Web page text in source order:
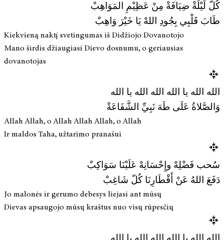
كُلَّ لَيْلَةْ ضِيَافَةْ مِنْ عَظِيْمِ المَوَاهِبْ
طَابَ قَلْبِي بِجُودِ اللهْ يَا خَيْرَ وَاهِبْ
Kiekvieną naktį svetingumas iš Didžiojo Dovanotojo
Mano širdis džiaugiasi Dievo dosnumu, o geriausias
dovanotojas
الله الله يا الله الله الله يا الله
وَالصَّلاةُ عَلَى طَهَ نَبِيِّ الشَّفَاعَةْ
Allah Allah, o Allah Allah Allah, o Allah
Ir maldos Taha, užtarimo pranašui
سُحب فَضْلِهْ وإِحْسَانِهْ عَلَيْنَا سَوَاكِبْ
دَفَعَ اللهُ عَنْ أَقْطَارِنَا كُلّ شَاغِبْ
Jo malonės ir gerumo debesys liejasi ant mūsų
Dievas apsaugojo mūsų kraštus nuo visų rūpesčių